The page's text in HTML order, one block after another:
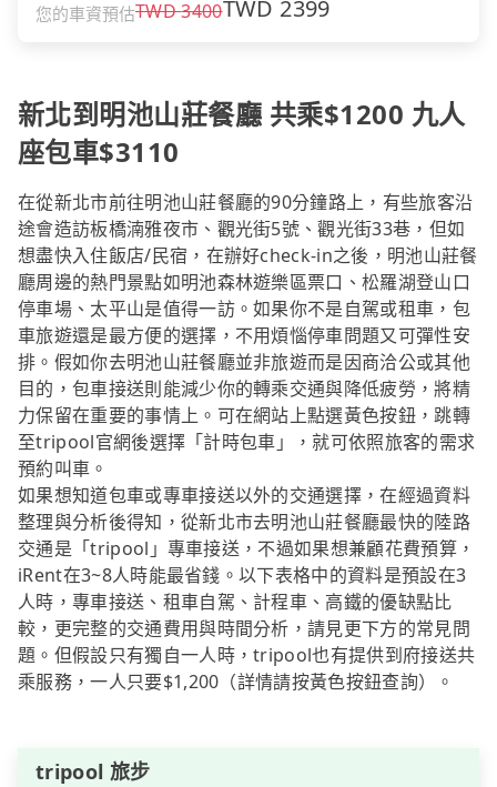
您的車資預估TWD3400TWD 2399
新北到明池山莊餐廳 共乘$1200 九人
座包車$3110
在從新北市前往明池山莊餐廳的90分鐘路上，有些旅客沿
途會造訪板橋湳雅夜市、觀光街5號、觀光街33巷，但如
想盡快入住飯店/民宿，在辦好check-in之後，明池山莊餐
廳周邊的熱門景點如明池森林遊樂區票口、松羅湖登山口
停車場、太平山是值得一訪。如果你不是自駕或租車，包
車旅遊還是最方便的選擇，不用煩惱停車問題又可彈性安
排。假如你去明池山莊餐廳並非旅遊而是因商洽公或其他
目的，包車接送則能減少你的轉乘交通與降低疲勞，將精
力保留在重要的事情上。可在網站上點選黃色按鈕，跳轉
至tripool官網後選擇「計時包車」，就可依照旅客的需求
預約叫車。
如果想知道包車或專車接送以外的交通選擇，在經過資料
整理與分析後得知，從新北市去明池山莊餐廳最快的陸路
交通是「tripool」專車接送，不過如果想兼顧花費預算，
iRent在3~8人時能最省錢。以下表格中的資料是預設在3
人時，專車接送、租車自駕、計程車、高鐵的優缺點比
較，更完整的交通費用與時間分析，請見更下方的常見問
題。但假設只有獨自一人時，tripool也有提供到府接送共
乘服務，一人只要$1,200（詳情請按黃色按鈕查詢）。
tripool 旅步